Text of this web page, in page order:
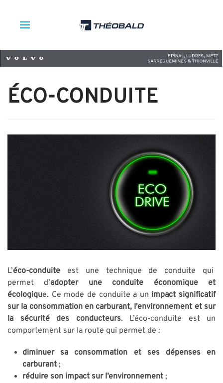
ÉCO-CONDUITE
L’éco-conduite est une technique de conduite qui
permet d’adopter une conduite économique et
écologique. Ce mode de conduite a un impact significatif
sur la consommation en carburant, l'environnement et sur
la sécurité des conducteurs. L’éco-conduite est un
comportement sur la route qui permet de :
diminuer sa consommation et ses dépenses en
carburant ;
réduire son impact sur l’environnement ;